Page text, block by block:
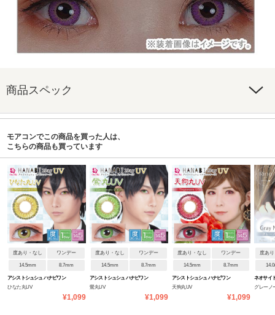
商品スペック
モアコンでこの商品を買った人は、
こちらの商品も買っています
度あり・なし ワンデー
14.5mm 8.7mm
アシストシュシュ ハナビワン
デーUV
ひなた丸UV
¥1,099
度あり・なし ワンデー
14.5mm 8.7mm
アシストシュシュ ハナビワン
鶯丸UV
¥1,099
度あり・なし ワンデー
14.5mm 8.7mm
アシストシュシュ ハナビワン
天狗丸UV
¥1,099
度あ
ネオサイ
グレーノ